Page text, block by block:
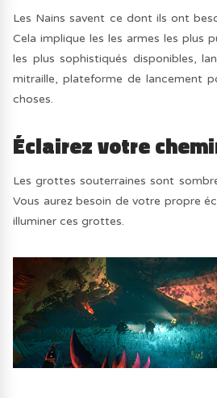
Les Nains savent ce dont ils ont
Cela implique les les armes les plus
les plus sophistiqués disponibles,
mitraille, plateforme de lancement
choses.
Éclairez votre
Les grottes souterraines sont
Vous aurez besoin de votre propre
illuminer ces grottes.